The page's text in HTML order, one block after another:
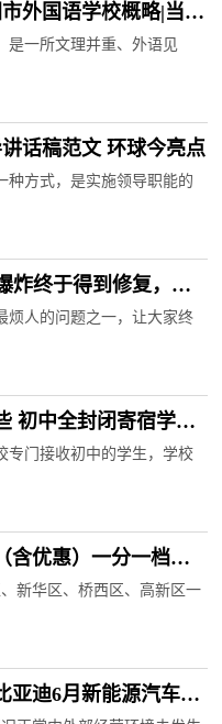
外国语学校概略|当前
是一所文理并重、外语见
话稿范文 环球今亮点
种方式，是实施领导职能的
炸终于得到修复，这
烦人的问题之一，让大家终
初中全封闭寄宿学校
专门接收初中的学生，学校
含优惠）一分一档统
新华区、桥西区、高新区一
亚迪6月新能源汽车销